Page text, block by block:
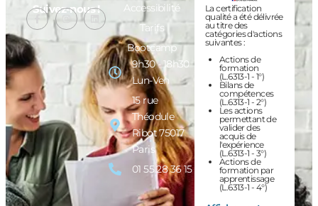
Suivez-nous !
Accessibilité
Tarifs
Bootcamp
9h30 - 18h30
Lun-Ven
15 rue
Théodule
Ribot 75017
Paris
01 55 28 36 15
La certification
qualité a été délivrée
au titre des
catégories d'actions
suivantes :
Actions de
formation
(L.6313-1 - 1°)
Bilans de
compétences
(L.6313-1 - 2°)
Les actions
permettant de
valider des
acquis de
l'expérience
(L.6313-1 - 3°)
Actions de
formation par
apprentissage
(L.6313-1 - 4°)